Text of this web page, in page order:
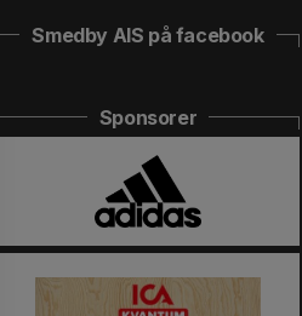
Smedby AIS på facebook
Sponsorer